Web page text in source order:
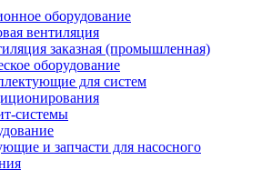
оборудование
вентиляция
заказная (промышленная)
оборудование
для систем
системы
и запчасти для насосного